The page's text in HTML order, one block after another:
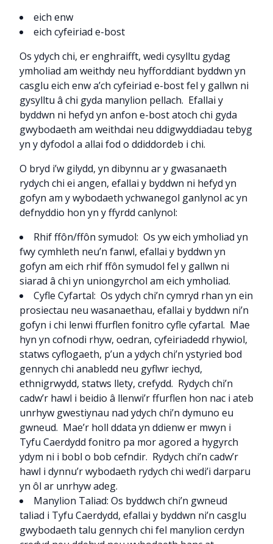
eich enw
eich cyfeiriad e-bost
Os ydych chi, er enghraifft, wedi cysylltu gydag
ymholiad am weithdy neu hyfforddiant byddwn yn
casglu eich enw a’ch cyfeiriad e-bost fel y gallwn ni
gysylltu â chi gyda manylion pellach. Efallai y
byddwn ni hefyd yn anfon e-bost atoch chi gyda
gwybodaeth am weithdai neu ddigwyddiadau tebyg
yn y dyfodol a allai fod o ddiddordeb i chi.
O bryd i’w gilydd, yn dibynnu ar y gwasanaeth
rydych chi ei angen, efallai y byddwn ni hefyd yn
gofyn am y wybodaeth ychwanegol ganlynol ac yn
defnyddio hon yn y ffyrdd canlynol:
Rhif ffôn/ffôn symudol: Os yw eich ymholiad yn
fwy cymhleth neu’n fanwl, efallai y byddwn yn
gofyn am eich rhif ffôn symudol fel y gallwn ni
siarad â chi yn uniongyrchol am eich ymholiad.
Cyfle Cyfartal: Os ydych chi’n cymryd rhan yn ein
prosiectau neu wasanaethau, efallai y byddwn ni’n
gofyn i chi lenwi ffurflen fonitro cyfle cyfartal. Mae
hyn yn cofnodi rhyw, oedran, cyfeiriadedd rhywiol,
statws cyflogaeth, p’un a ydych chi’n ystyried bod
gennych chi anabledd neu gyflwr iechyd,
ethnigrwydd, statws llety, crefydd. Rydych chi’n
cadw’r hawl i beidio â llenwi’r ffurflen hon nac i ateb
unrhyw gwestiynau nad ydych chi’n dymuno eu
gwneud. Mae’r holl ddata yn ddienw er mwyn i
Tyfu Caerdydd fonitro pa mor agored a hygyrch
ydym ni i bobl o bob cefndir. Rydych chi’n cadw’r
hawl i dynnu’r wybodaeth rydych chi wedi’i darparu
yn ôl ar unrhyw adeg.
Manylion Taliad: Os byddwch chi’n gwneud
taliad i Tyfu Caerdydd, efallai y byddwn ni’n casglu
gwybodaeth talu gennych chi fel manylion cerdyn